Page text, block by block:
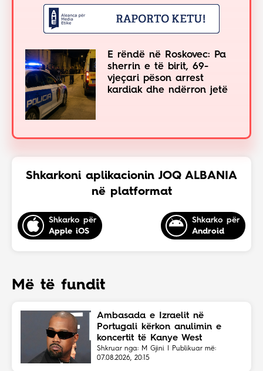
E rëndë në Roskovec: Pa
sherrin e të birit, 69-
vjeçari pëson arrest
kardiak dhe ndërron jetë
Shkarkoni aplikacionin JOQ ALBANIA
në platformat
Shkarko për
Apple iOS
Shkarko për
Android
Më të fundit
Ambasada e Izraelit në
Portugali kërkon anulimin e
koncertit të Kanye West
Shkruar nga: M Gjini | Publikuar më:
07.08.2026, 20:15